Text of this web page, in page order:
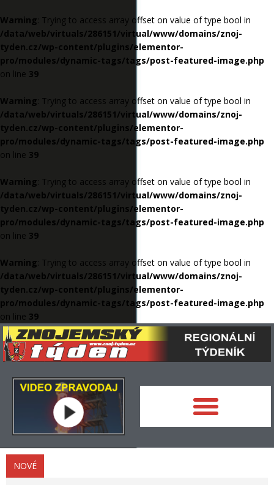
Warning: Trying to access array offset on value of type bool in
/data/web/virtuals/286151/virtual/www/domains/znoj-
tyden.cz/wp-content/plugins/elementor-
pro/modules/dynamic-tags/tags/post-featured-image.php
on line 39
Warning: Trying to access array offset on value of type bool in
/data/web/virtuals/286151/virtual/www/domains/znoj-
tyden.cz/wp-content/plugins/elementor-
pro/modules/dynamic-tags/tags/post-featured-image.php
on line 39
Warning: Trying to access array offset on value of type bool in
/data/web/virtuals/286151/virtual/www/domains/znoj-
tyden.cz/wp-content/plugins/elementor-
pro/modules/dynamic-tags/tags/post-featured-image.php
on line 39
Warning: Trying to access array offset on value of type bool in
/data/web/virtuals/286151/virtual/www/domains/znoj-
tyden.cz/wp-content/plugins/elementor-
pro/modules/dynamic-tags/tags/post-featured-image.php
on line 39
NOVÉ